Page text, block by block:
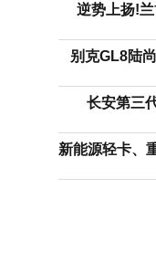
逆势上扬!
别克GL8陆
长安第三
新能源轻卡、